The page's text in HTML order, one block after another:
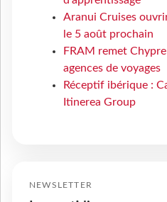
Aranui Cruises
le 5 août prochain
FRAM remet
agences de voyages
Réceptif ibérique :
Itinerea Group
NEWSLETTER